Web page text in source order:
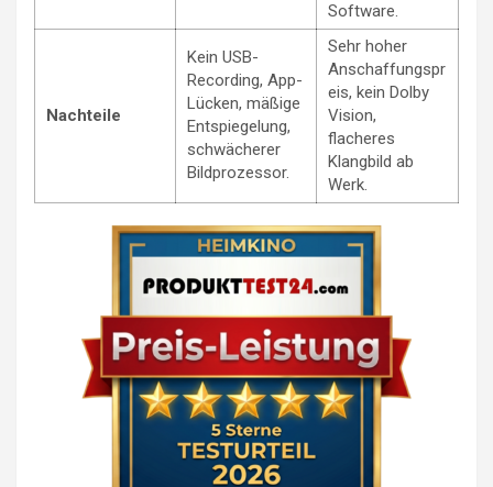
Software.
Nachteile
Kein USB-
Recording, App-
Lücken, mäßige
Entspiegelung,
schwächerer
Bildprozessor.
Sehr hoher
Anschaffungspr
eis, kein Dolby
Vision,
flacheres
Klangbild ab
Werk.